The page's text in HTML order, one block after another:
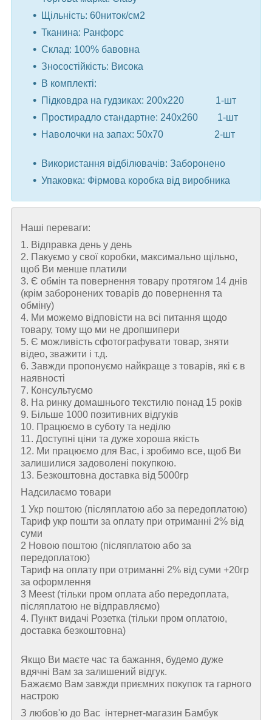
Щільність: 60ниток/см2
Тканина: Ранфорс
Склад: 100% бавовна
Зносостійкість: Висока
В комплекті:
Підковдра на гудзиках: 200x220 1-шт
Простирадло стандартне: 240x260 1-шт
Наволочки на запах: 50x70 2-шт
Використання відбілювачів: Заборонено
Упаковка: Фірмова коробка від виробника
Наші переваги:
1. Відправка день у день
2. Пакуємо у свої коробки, максимально щільно,
щоб Ви менше платили
3. Є обмін та повернення товару протягом 14 днів
(крім заборонених товарів до повернення та
обміну)
4. Ми можемо відповісти на всі питання щодо
товару, тому що ми не дропшипери
5. Є можливість сфотографувати товар, зняти
відео, зважити і т.д.
6. Завжди пропонуємо найкраще з товарів, які є в
наявності
7. Консультуємо
8. На ринку домашнього текстилю понад 15 років
9. Більше 1000 позитивних відгуків
10. Працюємо в суботу та неділю
11. Доступні ціни та дуже хороша якість
12. Ми працюємо для Вас, і зробимо все, щоб Ви
залишилися задоволені покупкою.
13. Безкоштовна доставка від 5000гр
Надсилаємо товари
1 Укр поштою (пiсляплатою або за передоплатою)
Тариф укр пошти за оплату при отриманні 2% від
суми
2 Новою поштою (пiсляплатою або за
передоплатою)
Тариф на оплату при отриманні 2% від суми +20гр
за оформлення
3 Meest (тільки пром оплата або передоплата,
післяплатою не відправляємо)
4. Пункт видачі Розетка (тільки пром оплатою,
доставка безкоштовна)
Якщо Ви маєте час та бажання, будемо дуже
вдячні Вам за залишений відгук.
Бажаємо Вам завжди приємних покупок та гарного
настрою
З любов'ю до Вас інтернет-магазин Бамбук